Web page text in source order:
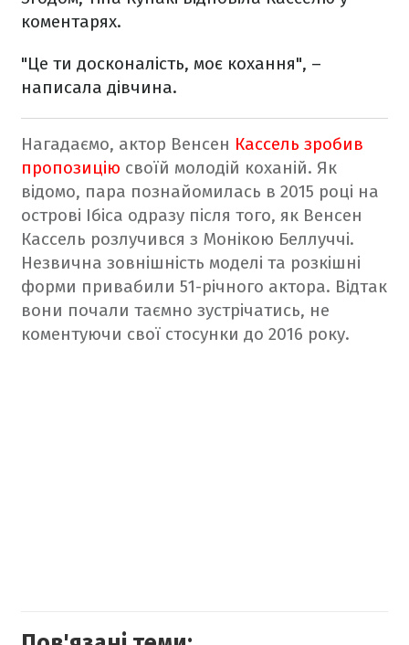
коментарях.
"Це ти досконалість, моє кохання", –
написала дівчина.
Нагадаємо, актор Венсен Кассель зробив
пропозицію своїй молодій коханій. Як
відомо, пара познайомилась в 2015 році на
острові Ібіса одразу після того, як Венсен
Кассель розлучився з Монікою Беллуччі.
Незвична зовнішність моделі та розкішні
форми привабили 51-річного актора. Відтак
вони почали таємно зустрічатись, не
коментуючи свої стосунки до 2016 року.